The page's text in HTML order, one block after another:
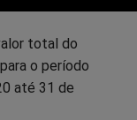
total do
o período
até 31 de